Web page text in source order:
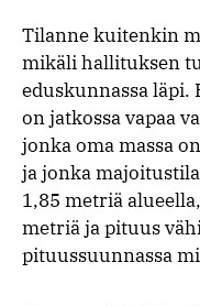
Tilanne kuitenkin
mikäli hallituksen
eduskunnassa läpi.
on jatkossa vapaa
jonka oma massa
ja jonka
1,85 metriä
metriä ja pituus
pituussuunnassa